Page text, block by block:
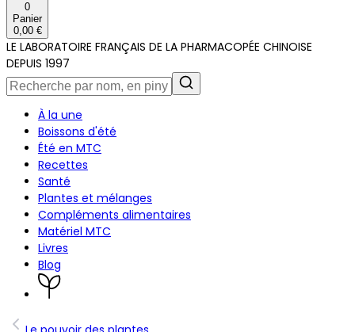
0
Panier
0,00 €
LE LABORATOIRE FRANÇAIS DE LA PHARMACOPÉE CHINOISE
DEPUIS 1997
À la une
Boissons d'été
Été en MTC
Recettes
Santé
Plantes et mélanges
Compléments alimentaires
Matériel MTC
Livres
Blog